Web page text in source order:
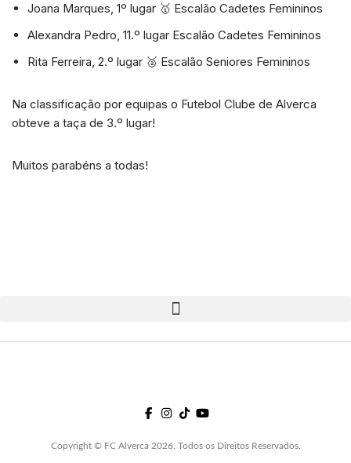
Joana Marques, 1º lugar 🥇 Escalão Cadetes Femininos
Alexandra Pedro, 11.º lugar Escalão Cadetes Femininos
Rita Ferreira, 2.º lugar 🥈 Escalão Seniores Femininos
Na classificação por equipas o Futebol Clube de Alverca
obteve a taça de 3.º lugar!
Muitos parabéns a todas!
Copyright © FC Alverca 2026. Todos os Direitos Reservados.